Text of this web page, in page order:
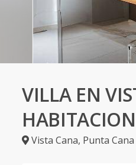
VILLA EN
Vista Cana, Punta Cana